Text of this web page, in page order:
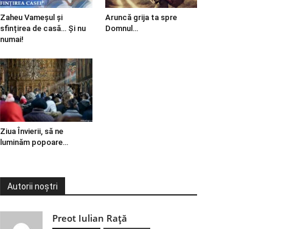
Zaheu Vameșul și
sfințirea de casă… Și nu
numai!
Aruncă grija ta spre
Domnul…
Ziua Învierii, să ne
luminăm popoare…
Autorii noștri
Preot Iulian Raţă